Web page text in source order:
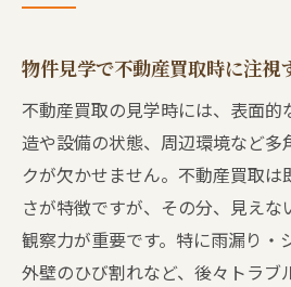
物件見学で不動産買取時に注視
不動産買取の見学時には、表面
造や設備の状態、周辺環境など多
クが欠かせません。不動産買取
さが特徴ですが、その分、見えな
観察力が重要です。特に雨漏り・
外壁のひび割れなど、後々トラブ